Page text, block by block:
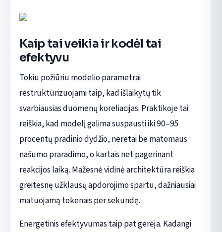
Kaip tai veikia ir kodėl tai
efektyvu
Tokiu požiūriu modelio parametrai
restruktūrizuojami taip, kad išlaikytų tik
svarbiausias duomenų koreliacijas. Praktikoje tai
reiškia, kad modelį galima suspausti iki 90–95
procentų pradinio dydžio, neretai be matomaus
našumo praradimo, o kartais net pagerinant
reakcijos laiką. Mažesnė vidinė architektūra reiškia
greitesnę užklausų apdorojimo spartu, dažniausiai
matuojamą tokenais per sekundę.
Energetinis efektyvumas taip pat gerėja. Kadangi